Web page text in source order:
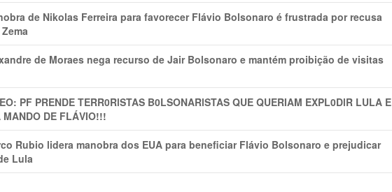
de Nikolas Ferreira para favorecer Flávio Bolsonaro é frustrada por recusa
de Moraes nega recurso de Jair Bolsonaro e mantém proibição de visitas
PF PRENDE TERR0RlSTAS B0LSONARlSTAS QUE QUERIAM EXPL0DlR LULA E
DE FLÁVIO!!!
Rubio lidera manobra dos EUA para beneficiar Flávio Bolsonaro e prejudicar
Lula